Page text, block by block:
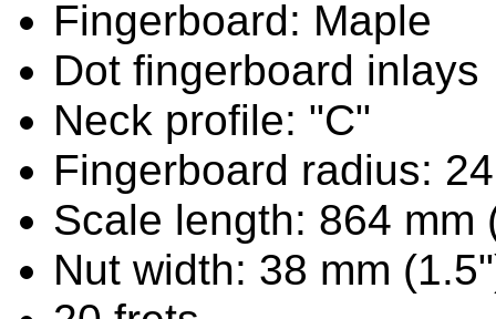
Fingerboard: Maple
Dot fingerboard inlays
Neck profile: "C"
Fingerboard radius:
Scale length: 864 mm
Nut width: 38 mm